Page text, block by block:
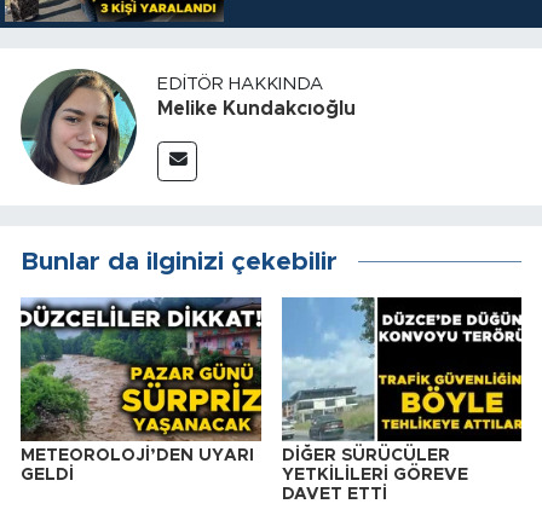
EDITÖR HAKKINDA
Melike Kundakcıoğlu
Bunlar da ilginizi çekebilir
METEOROLOJİ’DEN UYARI
GELDİ
DİĞER SÜRÜCÜLER
YETKİLİLERİ GÖREVE
DAVET ETTİ